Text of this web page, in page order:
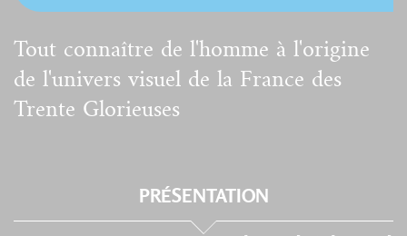
Tout connaître de l'homme à l'origine
de l'univers visuel de la France des
Trente Glorieuses
PRÉSENTATION